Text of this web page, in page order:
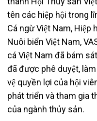
tên các hiệp hội trong
Cá ngừ Việt Nam, Hiệp
Nuôi biển Việt Nam,
cá Việt Nam đã bám
đã được phê duyệt,
vệ quyền lợi của hội
phát triển và tham gia
của ngành thủy sản.